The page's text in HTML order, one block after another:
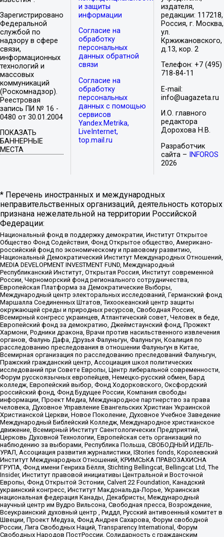
Зарегистрировано
Федеральной
службой по
надзору в сфере
связи,
информационных
технологий и
массовых
коммуникаций
(Роскомнадзор).
Реестровая
запись ПИ № 16 -
0480 от 30.01.2004
ПОКАЗАТЬ
БАННЕРНЫЕ
МЕСТА
и защиты
информации
Согласие на
обработку
персональных
данных обратной
связи
Согласие на
обработку
персональных
данных с помощью
сервисов
Yandex.Metrika,
LiveInternet,
top.mail.ru
издателя,
редакции: 117218,
Россия, г. Москва,
ул.
Кржижановского,
д.13, кор. 2
Телефон: +7 (495)
718-84-11
E-mail:
info@uagazeta.ru
И.О. главного
редактора
Дорохова Н.В.
Разработчик
сайта –
INFOROS
2026
* Перечень иностранных и международных
неправительственных организаций, деятельность которых
признана нежелательной на территории Российской
Федерации:
Национальный фонд в поддержку демократии, Институт Открытое
Общество Фонд Содействия, Фонд Открытое общество, Американо-
российский фонд по экономическому и правовому развитию,
Национальный Демократический Институт Международных Отношений,
MEDIA DEVELOPMENT INVESTMENT FUND, Международный
Республиканский Институт, Открытая Россия, Институт современной
России, Черноморский фонд регионального сотрудничества,
Европейская Платформа за Демократические Выборы,
Международный центр электоральных исследований, Германский фонд
Маршалла Соединенных Штатов, Тихоокеанский центр защиты
окружающей среды и природных ресурсов, Свободная Россия,
Всемирный конгресс украинцев, Атлантический совет, Человек в беде,
Европейский фонд за демократию, Джеймстаунский фонд, Прожект
Хармони, Родники дракона, Врачи против насильственного извлечения
органов, Фалунь Дафа, Друзья Фалуньгун, Фалуньгун, Коалиция по
расследованию преследования в отношении Фалуньгун в Китае,
Всемирная организация по расследованию преследований Фалуньгун,
Пражский гражданский центр, Ассоциация школ политических
исследований при Совете Европы, Центр либеральной современности,
Форум русскоязычных европейцев, Немецко-русский обмен, Бард
колледж, Европейский выбор, Фонд Ходорковского, Оксфордский
российский фонд, Фонд Будущее России, Компания свободы
информации, Проект Медиа, Международное партнерство за права
человека, Духовное Управление Евангельских Христиан Украинской
Христианской Церкви, Новое Поколение, Духовное Учебное Заведение
Международный Библейский Колледж, Международное христианское
движение, Всемирный Институт Саентологических Предприятий,
Церковь Духовной Технологии, Европейская сеть организаций по
наблюдению за выборами, Республика Польша, СВОБОДНЫЙ ИДЕЛЬ-
УРАЛ, Ассоциация развития журналистики, IStories fonds, Королевский
Институт Международных Отношений, КРИМСЬКА ПРАВОЗАХИСНА
ГРУПА, Фонд имени Генриха Бёлля, Stichting Bellingcat, Bellingcat Ltd, The
Insider, Институт правовой инициативы Центральной и Восточной
Европы, Фонд Открытой Эстонии, Calvert 22 Foundation, Канадский
украинский конгресс, Институт Макдональда-Лорье, Украинская
национальная федерация Канады, Декабристы, Международный
научный центр им Вудро Вильсона, Свободная пресса, Возрождение,
Всеукраинский духовный центр , Риддл, Русский антивоенный комитет в
Швеции, Проект Медуза, Фонд Андрея Сахарова, Форум свободной
России, Лига Свободных Наций, Transparеncy International, Форум
Свободных Народов ПостРоссии, Солидарность с гражданским